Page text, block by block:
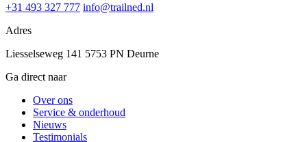
+31 493 327 777 info@trailned.nl
Adres
Liesselseweg 141 5753 PN Deurne
Ga direct naar
Over ons
Service & onderhoud
Nieuws
Testimonials